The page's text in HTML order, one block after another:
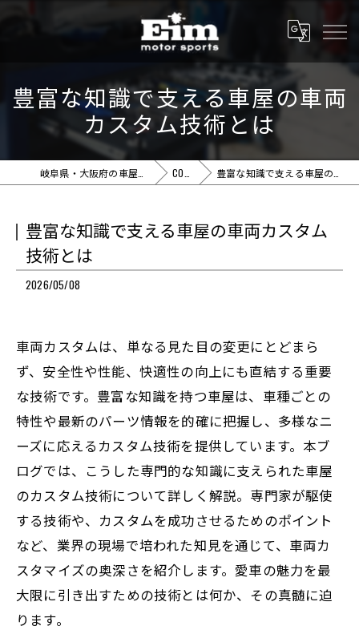
豊富な知識で支える車屋の車両
カスタム技術とは
COLUMN 豊富な知識で支える車屋の車両カスタム技術とは
豊富な知識で支える車屋の車両カスタム
技術とは
2026/05/08
車両カスタムは、単なる見た目の変更にとどまら
ず、安全性や性能、快適性の向上にも直結する重要
な技術です。豊富な知識を持つ車屋は、車種ごとの
特性や最新のパーツ情報を的確に把握し、多様なニ
ーズに応えるカスタム技術を提供しています。本ブ
ログでは、こうした専門的な知識に支えられた車屋
のカスタム技術について詳しく解説。専門家が駆使
する技術や、カスタムを成功させるためのポイント
など、業界の現場で培われた知見を通じて、車両カ
スタマイズの奥深さを紹介します。愛車の魅力を最
大限に引き出すための技術とは何か、その真髄に迫
ります。